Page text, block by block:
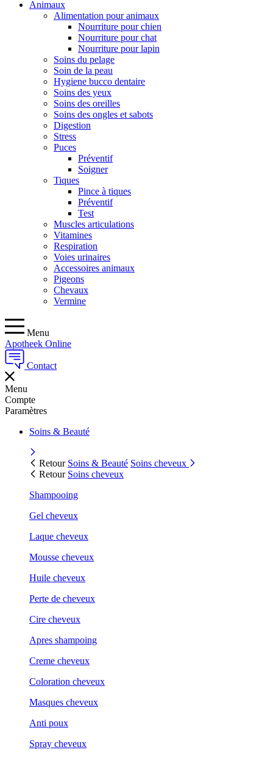
Animaux
Alimentation pour animaux
Nourriture pour chien
Nourriture pour chat
Nourriture pour lapin
Soins du pelage
Soin de la peau
Hygiene bucco dentaire
Soins des yeux
Soins des oreilles
Soins des ongles et sabots
Digestion
Stress
Puces
Préventif
Soigner
Tiques
Pince à tiques
Préventif
Test
Muscles articulations
Vitamines
Respiration
Voies urinaires
Accessoires animaux
Pigeons
Chevaux
Vermine
Menu
Apotheek Online
Contact
Menu
Compte
Paramètres
Soins & Beauté
Retour Soins & Beauté Soins cheveux
Retour Soins cheveux
Shampooing
Gel cheveux
Laque cheveux
Mousse cheveux
Huile cheveux
Perte de cheveux
Cire cheveux
Apres shampoing
Creme cheveux
Coloration cheveux
Masques cheveux
Anti poux
Spray cheveux